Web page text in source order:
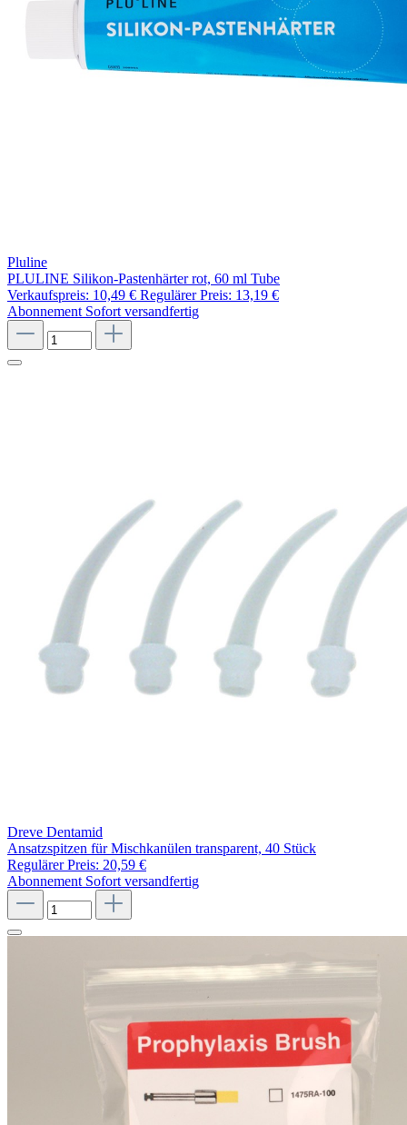
Pluline
PLULINE Silikon-Pastenhärter rot, 60 ml Tube
Verkaufspreis: 10,49 € Regulärer Preis: 13,19 €
Abonnement Sofort versandfertig
Dreve Dentamid
Ansatzspitzen für Mischkanülen transparent, 40 Stück
Regulärer Preis: 20,59 €
Abonnement Sofort versandfertig